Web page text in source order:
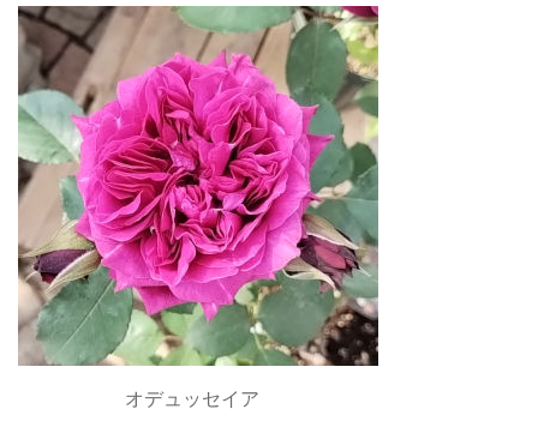
オデュッセイア